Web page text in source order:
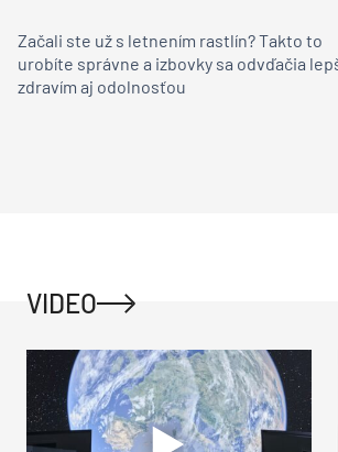
Začali ste už s letnením rastlín? Takto to
urobíte správne a izbovky sa odvďačia
zdravím aj odolnosťou
VIDEO